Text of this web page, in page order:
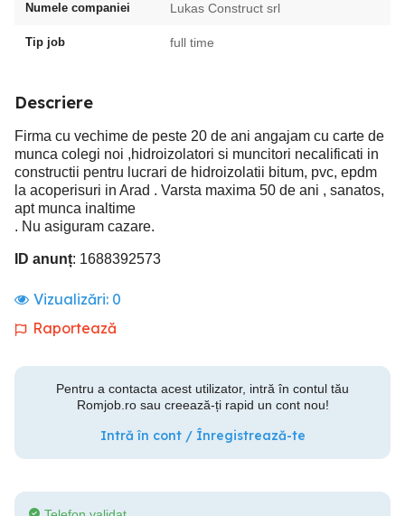
Numele companiei Lukas Construct srl
Tip job full time
Descriere
Firma cu vechime de peste 20 de ani angajam cu carte de
munca colegi noi ,hidroizolatori si muncitori necalificati in
constructii pentru lucrari de hidroizolatii bitum, pvc, epdm
la acoperisuri in Arad . Varsta maxima 50 de ani , sanatos,
apt munca inaltime
. Nu asiguram cazare.
ID anunț: 1688392573
Vizualizări: 0
Raportează
Pentru a contacta acest utilizator, intră în contul tău
Romjob.ro sau creează-ți rapid un cont nou!
Intră în cont / Înregistrează-te